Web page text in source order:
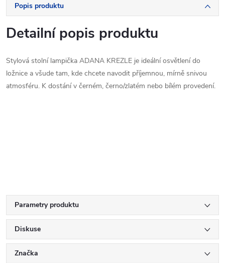
Popis produktu
Detailní popis produktu
Stylová stolní lampička ADANA KREZLE je ideální osvětlení do
ložnice a všude tam, kde chcete navodit příjemnou, mírně snivou
atmosféru. K dostání v černém, černo/zlatém nebo bílém provedení.
Parametry produktu
Diskuse
Značka